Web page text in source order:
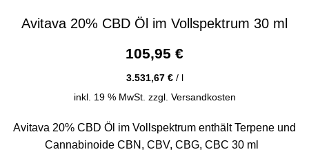
Avitava 20% CBD Öl im Vollspektrum 30 ml
105,95 €
3.531,67 €/ l
inkl. 19 % MwSt. zzgl. Versandkosten
Avitava 20% CBD Öl im Vollspektrum enthält Terpene und
Cannabinoide CBN, CBV, CBG, CBC 30 ml